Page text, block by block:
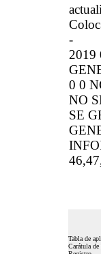
-
2019
0 0
NO
SE
Tabla de
Carátula de